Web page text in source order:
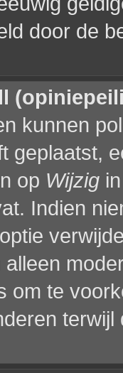
door de
kunnen
geplaatst,
op Wijzig
Indien
om te
terwijl